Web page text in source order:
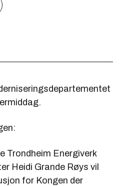
Trondheim Energiverk
Heidi Grande Røys vil
for Kongen der